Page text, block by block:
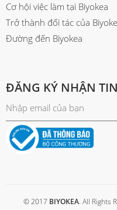
Cơ hội việc làm tại Biyokea
Trở thành đối tác của
Đường đến Biyokea
ĐĂNG KÝ NHẬN TIN
© 2017 BIYOKEA. All Rights